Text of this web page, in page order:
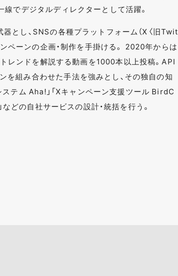
でデジタルディレクターとして活躍。
とし、SNSの各種プラットフォーム（X〈旧Twit
ペーンの企画・制作を手掛ける。 2020年からは
レンドを解説する動画を1000本以上投稿。API
組み合わせた手法を強みとし、その独自の知
テム Aha!」「Xキャンペーン支援ツール BirdC
どの自社サービスの設計・統括を行う。